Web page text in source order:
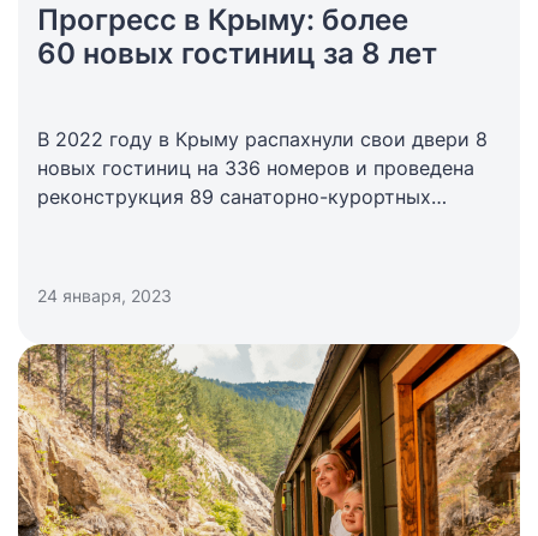
Прогресс в Крыму: более
60 новых гостиниц за 8 лет
В 2022 году в Крыму распахнули свои двери 8
новых гостиниц на 336 номеров и проведена
реконструкция 89 санаторно-курортных
24 января, 2023